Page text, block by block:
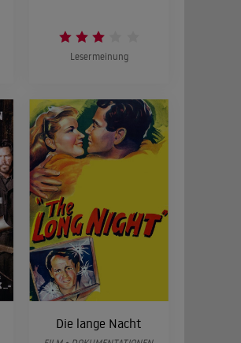
Lesermeinung
Die lange Nacht